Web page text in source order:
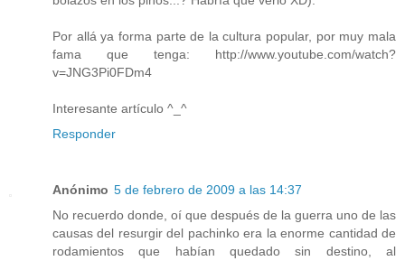
Por allá ya forma parte de la cultura popular, por muy mala
fama que tenga: http://www.youtube.com/watch?
v=JNG3Pi0FDm4
Interesante artículo ^_^
Responder
Anónimo 5 de febrero de 2009 a las 14:37
No recuerdo donde, oí que después de la guerra uno de las
causas del resurgir del pachinko era la enorme cantidad de
rodamientos que habían quedado sin destino, al